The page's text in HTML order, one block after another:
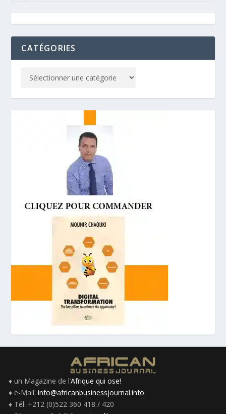
CATÉGORIES
♦ un Magazine de l’Afrique qui ose!
♦ e-Mail: info@africanbusinessjournal.info
♦ Tél: +212 (0)522 360 418 / 420